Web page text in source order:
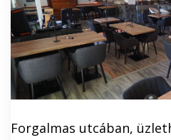
Forgalmas utcában,